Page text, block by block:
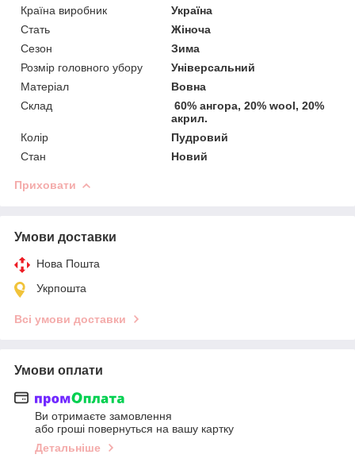
Країна виробник
Україна
Стать
Жіноча
Сезон
Зима
Розмір головного убору
Універсальний
Матеріал
Вовна
Склад
60% ангора, 20% wool, 20%
акрил.
Колір
Пудровий
Стан
Новий
Приховати
Умови доставки
Нова Пошта
Укрпошта
Всі умови доставки
Умови оплати
Ви отримаєте замовлення
або гроші повернуться на вашу картку
Детальніше